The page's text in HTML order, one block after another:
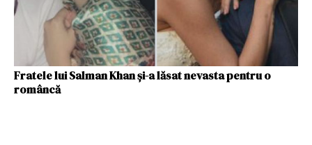
Fratele lui Salman Khan și-a lăsat nevasta pentru o
româncă